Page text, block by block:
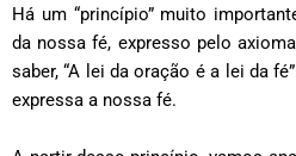
Há um “princípio” muito
da nossa fé, expresso pelo
saber, “A lei da oração é a lei da
expressa a nossa fé.